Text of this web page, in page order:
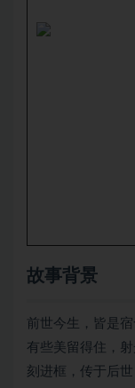
故事背景
前世今生，皆是
有些美留得住，
刻进框，传于后